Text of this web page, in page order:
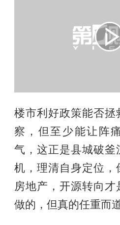
楼市利好政策能否拯
察，但至少能让阵
气，这正是县城破釜
机，理清自身定位，
房地产，开源转向
做的，但真的任重而道